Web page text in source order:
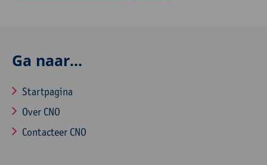
Ga naar...
Startpagina
Over CNO
Contacteer CNO